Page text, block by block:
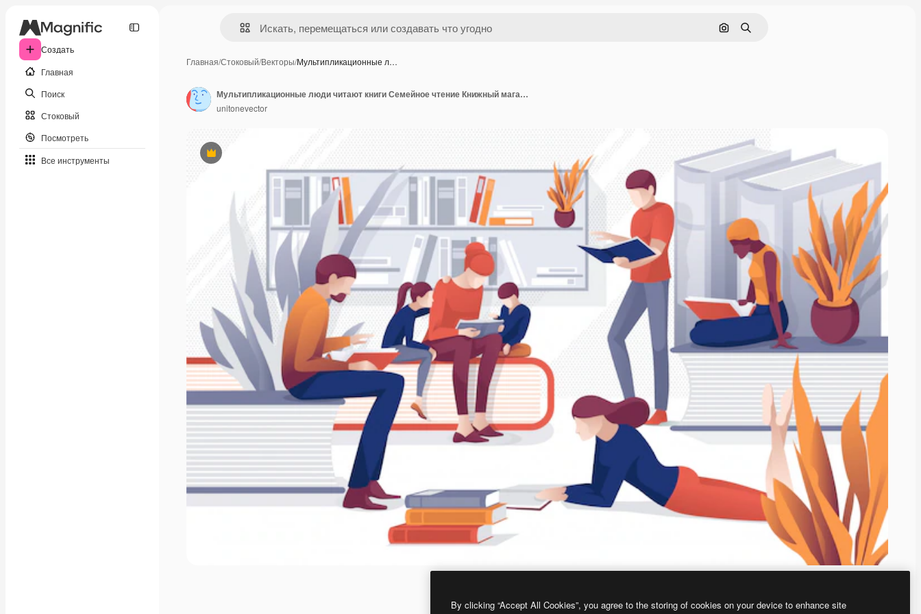
Создать
Главная
Поиск
Стоковый
Посмотреть
Все инструменты
Поиск по изображению
Поиск
Главная/Стоковый/Векторы/Мультипликационные л…
Премиум
Мультипликационные люди читают книги Семейное чтение Книжный магазин
unitonevector
By clicking “Accept All Cookies”, you agree to the storing of cookies on your device to enhance site